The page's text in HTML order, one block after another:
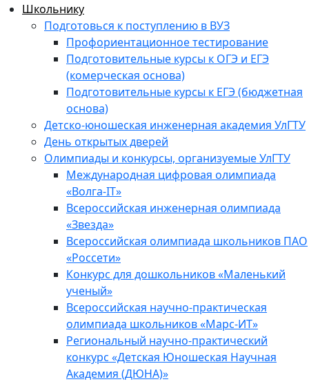
Школьнику
Подготовься к поступлению в ВУЗ
Профориентационное тестирование
Подготовительные курсы к ОГЭ и ЕГЭ
(комерческая основа)
Подготовительные курсы к ЕГЭ (бюджетная
основа)
Детско-юношеская инженерная академия УлГТУ
День открытых дверей
Олимпиады и конкурсы, организуемые УлГТУ
Международная цифровая олимпиада
«Волга-IT»
Всероссийская инженерная олимпиада
«Звезда»
Всероссийская олимпиада школьников ПАО
«Россети»
Конкурс для дошкольников «Маленький
ученый»
Всероссийская научно-практическая
олимпиада школьников «Марс-ИТ»
Региональный научно-практический
конкурс «Детская Юношеская Научная
Академия (ДЮНА)»